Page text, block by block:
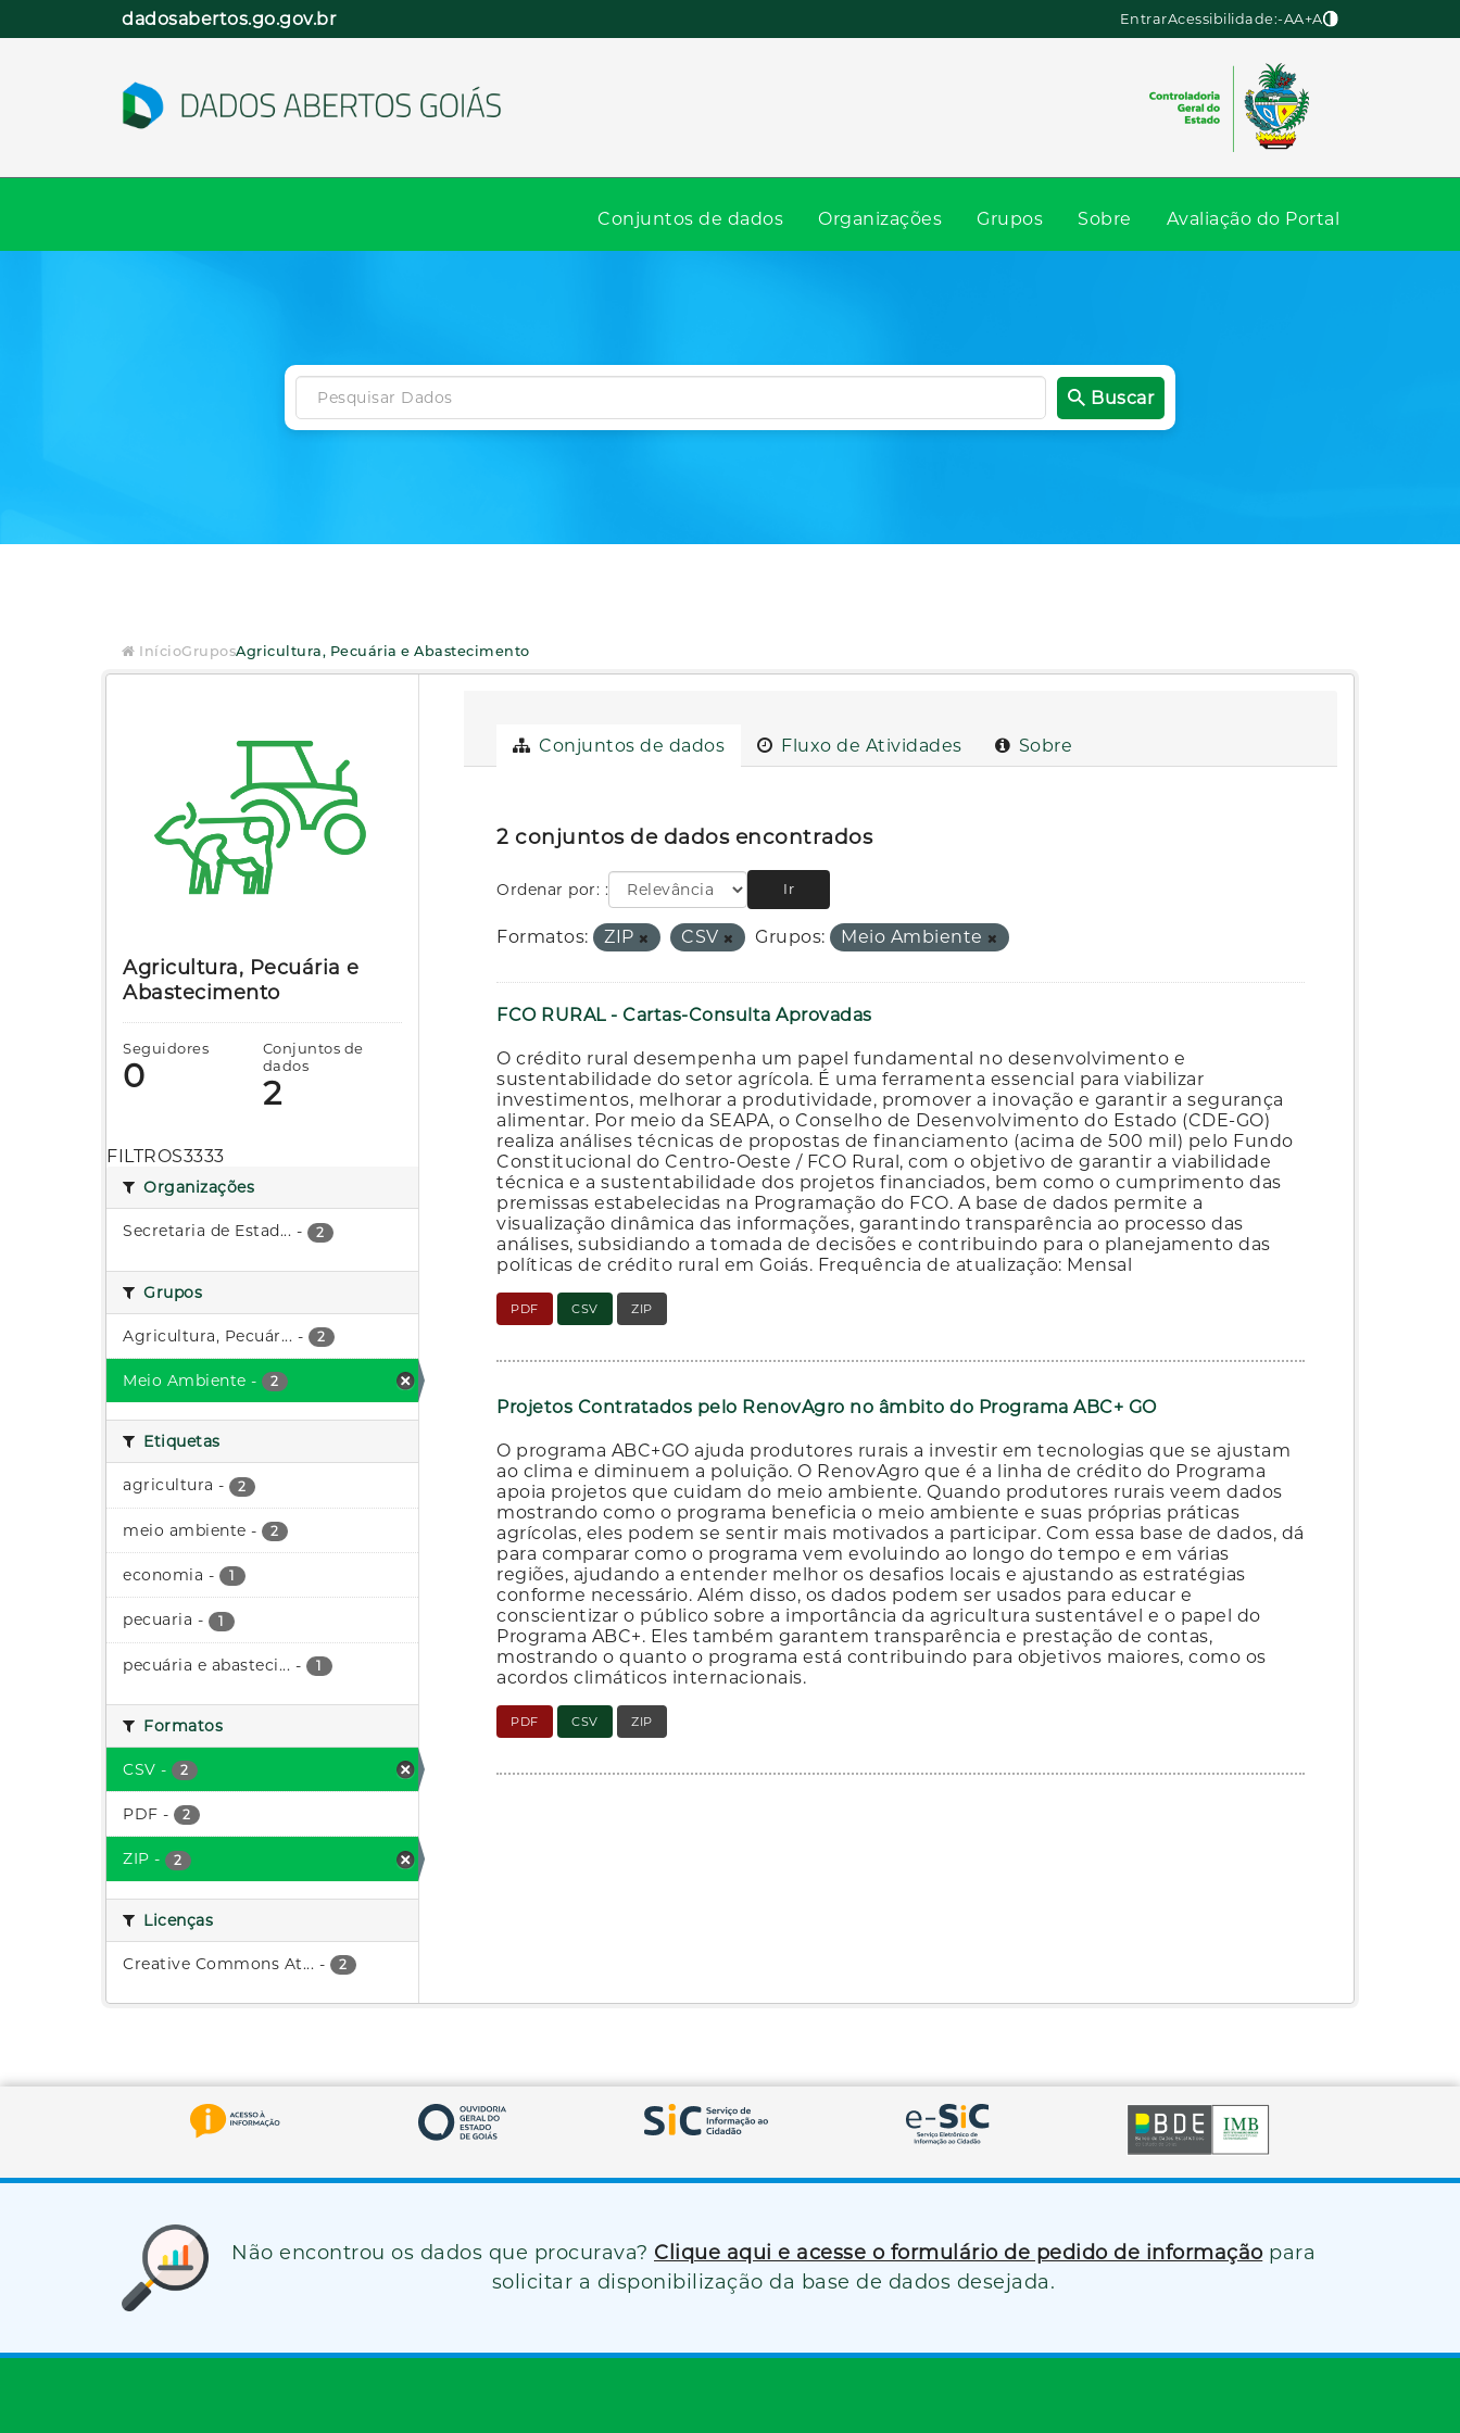
dadosabertos.go.gov.br EntrarAcessibilidade:-AA+A
Conjuntos de dados Organizações Grupos Sobre Avaliação do Portal
Buscar
InícioGruposAgricultura, Pecuária e Abastecimento
Agricultura, Pecuária e
Abastecimento
Seguidores
0
Conjuntos de
dados
2
FILTROS3333
Organizações
Secretaria de Estad... - 2
Grupos
Agricultura, Pecuár... - 2
Meio Ambiente - 2
Etiquetas
agricultura - 2
meio ambiente - 2
economia - 1
pecuaria - 1
pecuária e abasteci... - 1
Formatos
CSV - 2
PDF - 2
ZIP - 2
Licenças
Creative Commons At... - 2
Conjuntos de dados Fluxo de Atividades Sobre
2 conjuntos de dados encontrados
Ordenar por: Ir
Formatos: ZIP CSV Grupos: Meio Ambiente
FCO RURAL - Cartas-Consulta Aprovadas
O crédito rural desempenha um papel fundamental no desenvolvimento e
sustentabilidade do setor agrícola. É uma ferramenta essencial para viabilizar
investimentos, melhorar a produtividade, promover a inovação e garantir a segurança
alimentar. Por meio da SEAPA, o Conselho de Desenvolvimento do Estado (CDE-GO)
realiza análises técnicas de propostas de financiamento (acima de 500 mil) pelo Fundo
Constitucional do Centro-Oeste / FCO Rural, com o objetivo de garantir a viabilidade
técnica e a sustentabilidade dos projetos financiados, bem como o cumprimento das
premissas estabelecidas na Programação do FCO. A base de dados permite a
visualização dinâmica das informações, garantindo transparência ao processo das
análises, subsidiando a tomada de decisões e contribuindo para o planejamento das
políticas de crédito rural em Goiás. Frequência de atualização: Mensal
PDF CSV ZIP
Projetos Contratados pelo RenovAgro no âmbito do Programa ABC+ GO
O programa ABC+GO ajuda produtores rurais a investir em tecnologias que se ajustam
ao clima e diminuem a poluição. O RenovAgro que é a linha de crédito do Programa
apoia projetos que cuidam do meio ambiente. Quando produtores rurais veem dados
mostrando como o programa beneficia o meio ambiente e suas próprias práticas
agrícolas, eles podem se sentir mais motivados a participar. Com essa base de dados, dá
para comparar como o programa vem evoluindo ao longo do tempo e em várias
regiões, ajudando a entender melhor os desafios locais e ajustando as estratégias
conforme necessário. Além disso, os dados podem ser usados para educar e
conscientizar o público sobre a importância da agricultura sustentável e o papel do
Programa ABC+. Eles também garantem transparência e prestação de contas,
mostrando o quanto o programa está contribuindo para objetivos maiores, como os
acordos climáticos internacionais.
PDF CSV ZIP
Não encontrou os dados que procurava? Clique aqui e acesse o formulário de pedido de informação para
solicitar a disponibilização da base de dados desejada.